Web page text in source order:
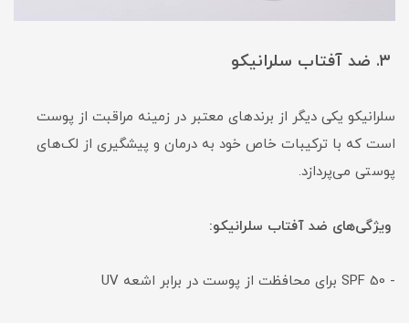
۳. ضد آفتاب سلرانیکو
سلرانیکو یکی دیگر از برندهای معتبر در زمینه مراقبت از پوست
است که با ترکیبات خاص خود به درمان و پیشگیری از لک‌های
پوستی می‌پردازد.
ویژگی‌های ضد آفتاب سلرانیکو:
- SPF 50 برای محافظت از پوست در برابر اشعه UV